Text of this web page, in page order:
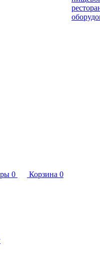
0 Корзина 0